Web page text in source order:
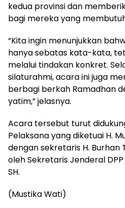
kedua provinsi dan
bagi mereka yang
“Kita ingin menunjukkan
hanya sebatas kata-kata,
melalui tindakan konkret.
silaturahmi, acara ini juga
berbagi berkah Ramadhan
yatim,” jelasnya.
Acara tersebut turut
Pelaksana yang diketuai H.
dengan sekretaris H. Burhan
oleh Sekretaris Jenderal DPP
SH.
(Mustika Wati)